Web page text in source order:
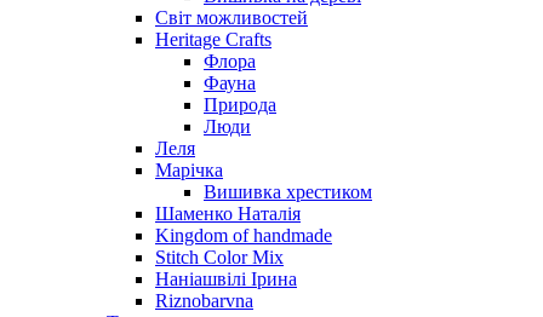
Світ можливостей
Heritage Crafts
Флора
Фауна
Природа
Люди
Леля
Марічка
Вишивка хрестиком
Шаменко Наталія
Kingdom of handmade
Stitch Color Mix
Наніашвілі Ірина
Riznobarvna